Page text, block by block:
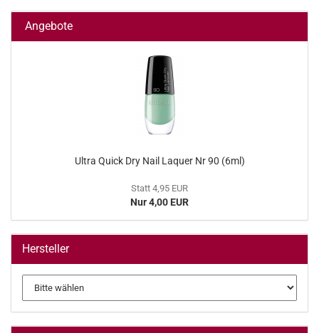
Angebote
Ultra Quick Dry Nail Laquer Nr 90 (6ml)
Statt 4,95 EUR
Nur 4,00 EUR
Hersteller